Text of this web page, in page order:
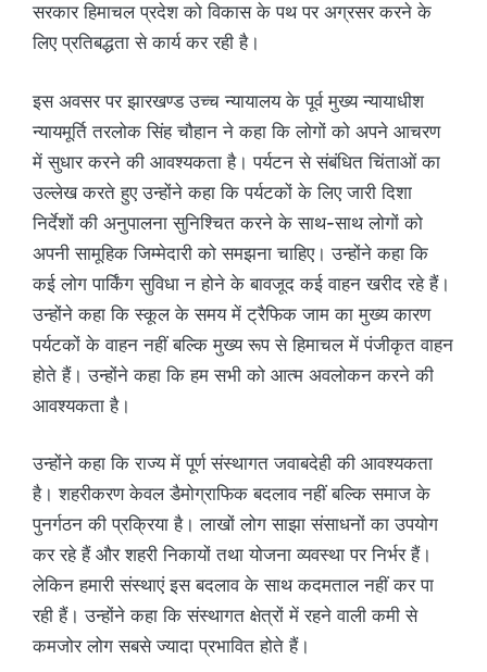
सरकार हिमाचल प्रदेश को विकास के पथ पर अग्रसर करने के
लिए प्रतिबद्धता से कार्य कर रही है।
इस अवसर पर झारखण्ड उच्च न्यायालय के पूर्व मुख्य न्यायाधीश
न्यायमूर्ति तरलोक सिंह चौहान ने कहा कि लोगों को अपने आचरण
में सुधार करने की आवश्यकता है। पर्यटन से संबंधित चिंताओं का
उल्लेख करते हुए उन्होंने कहा कि पर्यटकों के लिए जारी दिशा
निर्देशों की अनुपालना सुनिश्चित करने के साथ-साथ लोगों को
अपनी सामूहिक जिम्मेदारी को समझना चाहिए। उन्होंने कहा कि
कई लोग पार्किंग सुविधा न होने के बावजूद कई वाहन खरीद रहे हैं।
उन्होंने कहा कि स्कूल के समय में ट्रैफिक जाम का मुख्य कारण
पर्यटकों के वाहन नहीं बल्कि मुख्य रूप से हिमाचल में पंजीकृत वाहन
होते हैं। उन्होंने कहा कि हम सभी को आत्म अवलोकन करने की
आवश्यकता है।
उन्होंने कहा कि राज्य में पूर्ण संस्थागत जवाबदेही की आवश्यकता
है। शहरीकरण केवल डैमोग्राफिक बदलाव नहीं बल्कि समाज के
पुनर्गठन की प्रक्रिया है। लाखों लोग साझा संसाधनों का उपयोग
कर रहे हैं और शहरी निकायों तथा योजना व्यवस्था पर निर्भर हैं।
लेकिन हमारी संस्थाएं इस बदलाव के साथ कदमताल नहीं कर पा
रही हैं। उन्होंने कहा कि संस्थागत क्षेत्रों में रहने वाली कमी से
कमजोर लोग सबसे ज्यादा प्रभावित होते हैं।